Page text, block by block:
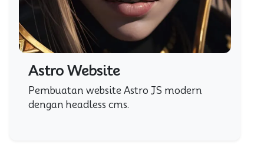
Astro Website
Pembuatan website Astro JS modern
dengan headless cms.